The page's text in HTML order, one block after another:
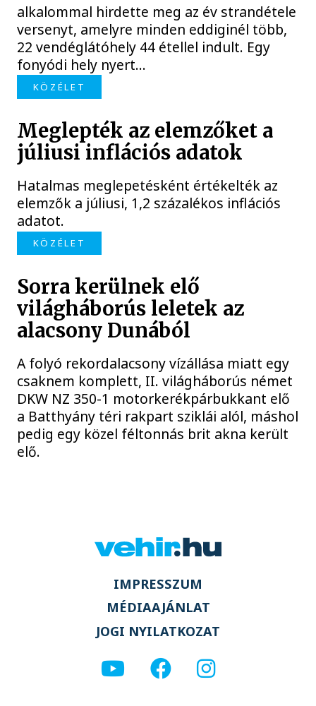
alkalommal hirdette meg az év strandétele
versenyt, amelyre minden eddiginél több,
22 vendéglátóhely 44 étellel indult. Egy
fonyódi hely nyert...
KÖZÉLET
Meglepték az elemzőket a
júliusi inflációs adatok
Hatalmas meglepetésként értékelték az
elemzők a júliusi, 1,2 százalékos inflációs
adatot.
KÖZÉLET
Sorra kerülnek elő
világháborús leletek az
alacsony Dunából
A folyó rekordalacsony vízállása miatt egy
csaknem komplett, II. világháborús német
DKW NZ 350-1 motorkerékpárbukkant elő
a Batthyány téri rakpart sziklái alól, máshol
pedig egy közel féltonnás brit akna került
elő.
IMPRESSZUM
MÉDIAAJÁNLAT
JOGI NYILATKOZAT